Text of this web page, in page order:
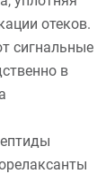
отеков.
сигнальные
в